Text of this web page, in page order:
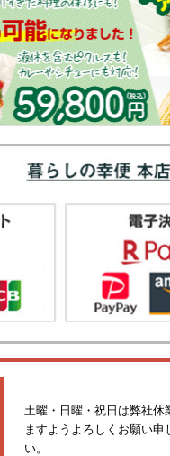
土曜・日曜・祝日は弊社休
ますようよろしくお願い
い。